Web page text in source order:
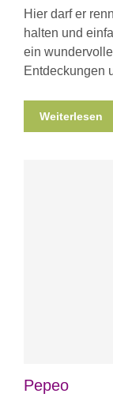
Hier darf er
halten und
ein
Entdeckungen
Weiterlesen
Pepeo